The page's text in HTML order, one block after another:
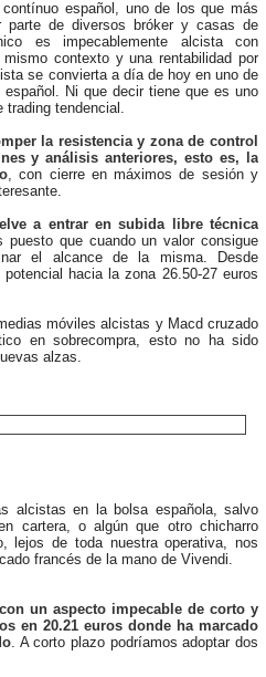
español, uno de los que más
parte de diversos bróker y casas de
es impecablemente alcista con
contexto y una rentabilidad por
se convierta a día de hoy en uno de
Ni que decir tiene que es uno
trading tendencial.
la resistencia y zona de control
y análisis anteriores, esto es, la
, con cierre en máximos de sesión y
a entrar en subida libre técnica
que cuando un valor consigue
el alcance de la misma. Desde
hacia la zona 26.50-27 euros
móviles alcistas y Macd cruzado
en sobrecompra, esto no ha sido
alzas.
alcistas en la bolsa española, salvo
cartera, o algún que otro chicharro
lejos de toda nuestra operativa, nos
francés de la mano de Vivendi.
un aspecto impecable de corto y
en 20.21 euros donde ha marcado
. A corto plazo podríamos adoptar dos